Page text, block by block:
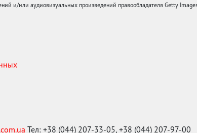
и/или аудиовизуальных произведений правообладателя Getty
Тел: +38 (044) 207-33-05, +38 (044) 207-97-00